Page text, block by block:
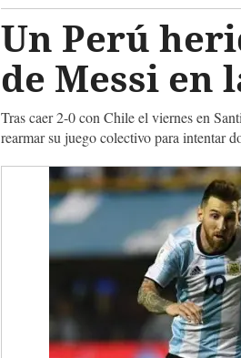
Un Perú
de Messi en
Tras caer 2-0 con Chile el viernes en
rearmar su juego colectivo para intentar